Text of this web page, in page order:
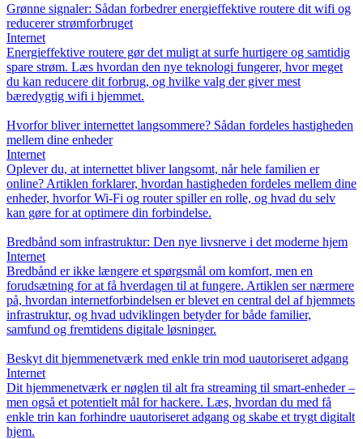
Grønne signaler: Sådan forbedrer energieffektive routere dit wifi og
reducerer strømforbruget
Internet
Energieffektive routere gør det muligt at surfe hurtigere og samtidig
spare strøm. Læs hvordan den nye teknologi fungerer, hvor meget
du kan reducere dit forbrug, og hvilke valg der giver mest
bæredygtig wifi i hjemmet.
Hvorfor bliver internettet langsommere? Sådan fordeles hastigheden
mellem dine enheder
Internet
Oplever du, at internettet bliver langsomt, når hele familien er
online? Artiklen forklarer, hvordan hastigheden fordeles mellem dine
enheder, hvorfor Wi-Fi og router spiller en rolle, og hvad du selv
kan gøre for at optimere din forbindelse.
Bredbånd som infrastruktur: Den nye livsnerve i det moderne hjem
Internet
Bredbånd er ikke længere et spørgsmål om komfort, men en
forudsætning for at få hverdagen til at fungere. Artiklen ser nærmere
på, hvordan internetforbindelsen er blevet en central del af hjemmets
infrastruktur, og hvad udviklingen betyder for både familier,
samfund og fremtidens digitale løsninger.
Beskyt dit hjemmenetværk med enkle trin mod uautoriseret adgang
Internet
Dit hjemmenetværk er nøglen til alt fra streaming til smart-enheder –
men også et potentielt mål for hackere. Læs, hvordan du med få
enkle trin kan forhindre uautoriseret adgang og skabe et trygt digitalt
hjem.